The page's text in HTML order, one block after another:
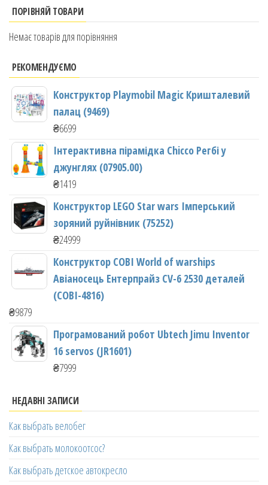
ПОРІВНЯЙ ТОВАРИ
Немає товарів для порівняння
РЕКОМЕНДУЄМО
Конструктор Playmobil Magic Кришталевий
палац (9469)
₴6699
Інтерактивна пірамідка Chicco Регбі у
джунглях (07905.00)
₴1419
Конструктор LEGO Star wars Імперський
зоряний руйнівник (75252)
₴24999
Конструктор COBI World of warships
Авіаносець Ентерпрайз CV-6 2530 деталей
(COBI-4816)
₴9879
Програмований робот Ubtech Jimu Inventor
16 servos (JR1601)
₴7999
НЕДАВНІ ЗАПИСИ
Как выбрать велобег
Как выбрать молокоотсос?
Как выбрать детское автокресло